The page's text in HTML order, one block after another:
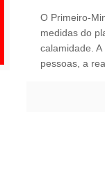
O Primeiro-
medidas do
calamidade.
pessoas, a